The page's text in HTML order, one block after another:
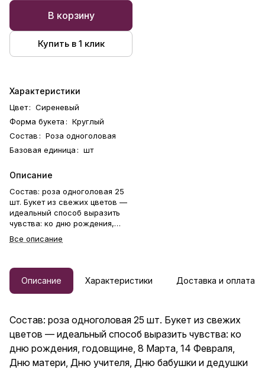
В корзину
Купить в 1 клик
Характеристики
Цвет: Сиреневый
Форма букета: Круглый
Состав: Роза одноголовая
Базовая единица: шт
Описание
Состав: роза одноголовая 25
шт. Букет из свежих цветов —
идеальный способ выразить
чувства: ко дню рождения,
Февраля, Дню матери, Дню
дедушки или просто в знак
внимания и заботы. Фирменная
открытка-инструкция по
подарок бабушке, маме,
любимой женщине, жене,
подруге, сестре, друзьям и
коллеге.
Все описание
Описание Характеристики Доставка и оплата
Состав: роза одноголовая 25 шт. Букет из свежих
цветов — идеальный способ выразить чувства: ко
дню рождения, годовщине, 8 Марта, 14 Февраля,
Дню матери, Дню учителя, Дню бабушки и дедушки